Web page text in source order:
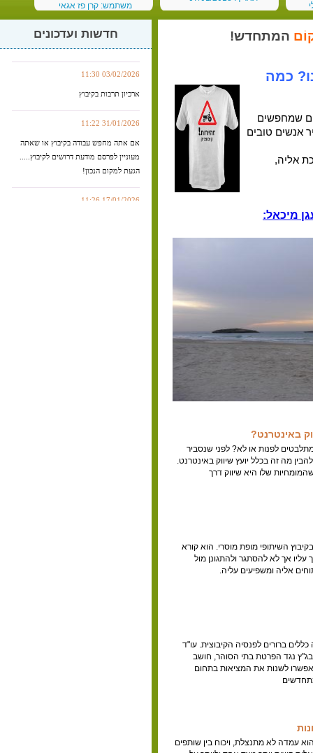
משתמש: קרן פז אגאי
המתחדש!
כמה
שמחפשים
אנשים טובים
אליה,
מיכאל:
באינטרנט?
מתלבטים לפנות או לא? לפני שנסביר
מה זה בכלל יועץ שיווק באינטרנט.
שלו היא שיווק דרך
השיתופי מופת מוסרי. הוא קורא
עליו אך לא להסתגר ולהתגונן מול
אליה ומשפיעים עליה.
כללים ברורים לפנסיה הקיבוצית. עו"ד
נגד הפרטת בתי הסוהר, חושב
לשנות את המציאות בתחום
עמדה לא מתנצלת, ויכוח בין שותפים
חדשות ועדכונים
אם אתה מחפש/ מקום נחמד לבלות או